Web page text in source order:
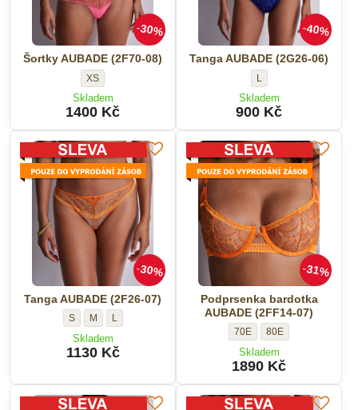
30%
Šortky AUBADE (2F70-08)
Šortky
AUBADE
(2F70-
-
Velikost:
XS
Skladem
1400 Kč
40%
Tanga AUBADE (2G26-06)
Tanga
AUBADE
(2G26-
-
Velikost:
L
Skladem
900 Kč
30%
Tanga AUBADE (2F26-07)
Tanga
AUBADE
(2F26-
-
Velikost:
S
Tanga
AUBADE
(2F26-
-
Velikost:
M
Tanga
(2F26-
-
Velikost:
L
Skladem
1130 Kč
31%
Podprsenka bardotka
AUBADE (2FF14-07)
Podprsenka
bardotka
AUBADE
07)
70E
Podprsenka
AUBADE
07)
80E
Skladem
1890 Kč